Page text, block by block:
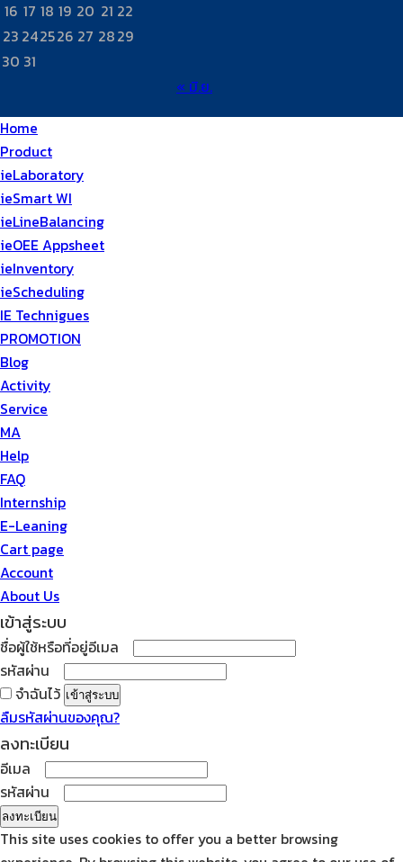
16 17 18 19 20 21 22
23 242526 27 2829
30 31
« มิ.ย.
Home
Product
ieLaboratory
ieSmart WI
ieLineBalancing
ieOEE Appsheet
ieInventory
ieScheduling
IE Technigues
PROMOTION
Blog
Activity
Service
MA
Help
FAQ
Internship
E-Leaning
Cart page
Account
About Us
เข้าสู่ระบบ
ชื่อผู้ใช้หรือที่อยู่อีเมล
ต้องการ
รหัสผ่าน
ต้องการ
จำฉันไว้ เข้าสู่ระบบ
ลืมรหัสผ่านของคุณ?
ลงทะเบียน
อีเมล
ต้องการ
รหัสผ่าน
ต้องการ
ลงทะเบียน
This site uses cookies to offer you a better browsing